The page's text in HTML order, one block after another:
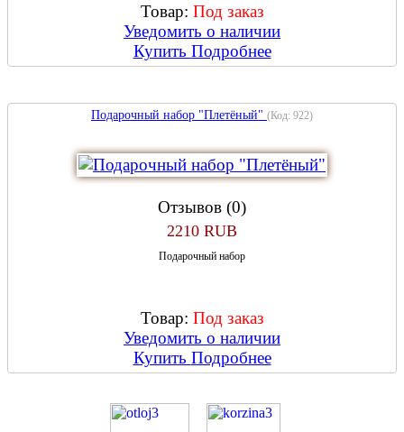
Товар: Под заказ
Уведомить о наличии
Купить Подробнее
Подарочный набор "Плетёный" (Код: 922)
Отзывов (0)
2210 RUB
Подарочный набор
Товар: Под заказ
Уведомить о наличии
Купить Подробнее